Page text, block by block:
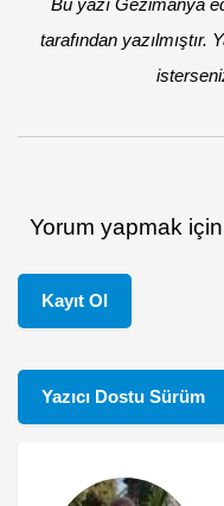
tarafından yazılmıştır.
Yorum yapmak için
Kayıt Ol
Yazıcı Dostu Sürüm